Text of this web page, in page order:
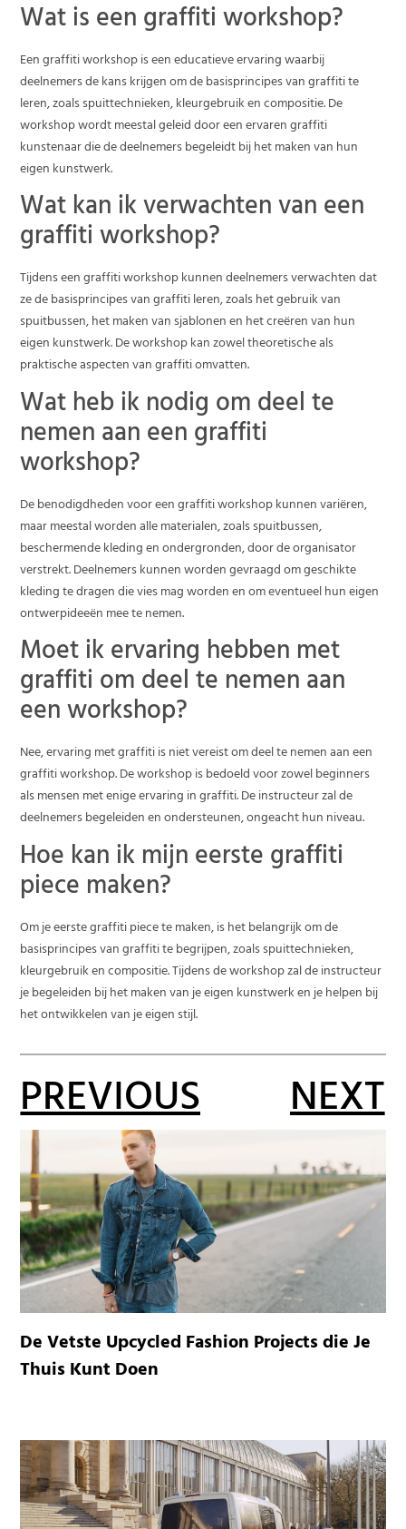
Wat is een graffiti workshop?
Een graffiti workshop is een educatieve ervaring waarbij
deelnemers de kans krijgen om de basisprincipes van graffiti te
leren, zoals spuittechnieken, kleurgebruik en compositie. De
workshop wordt meestal geleid door een ervaren graffiti
kunstenaar die de deelnemers begeleidt bij het maken van hun
eigen kunstwerk.
Wat kan ik verwachten van een
graffiti workshop?
Tijdens een graffiti workshop kunnen deelnemers verwachten dat
ze de basisprincipes van graffiti leren, zoals het gebruik van
spuitbussen, het maken van sjablonen en het creëren van hun
eigen kunstwerk. De workshop kan zowel theoretische als
praktische aspecten van graffiti omvatten.
Wat heb ik nodig om deel te
nemen aan een graffiti
workshop?
De benodigdheden voor een graffiti workshop kunnen variëren,
maar meestal worden alle materialen, zoals spuitbussen,
beschermende kleding en ondergronden, door de organisator
verstrekt. Deelnemers kunnen worden gevraagd om geschikte
kleding te dragen die vies mag worden en om eventueel hun eigen
ontwerpideeën mee te nemen.
Moet ik ervaring hebben met
graffiti om deel te nemen aan
een workshop?
Nee, ervaring met graffiti is niet vereist om deel te nemen aan een
graffiti workshop. De workshop is bedoeld voor zowel beginners
als mensen met enige ervaring in graffiti. De instructeur zal de
deelnemers begeleiden en ondersteunen, ongeacht hun niveau.
Hoe kan ik mijn eerste graffiti
piece maken?
Om je eerste graffiti piece te maken, is het belangrijk om de
basisprincipes van graffiti te begrijpen, zoals spuittechnieken,
kleurgebruik en compositie. Tijdens de workshop zal de instructeur
je begeleiden bij het maken van je eigen kunstwerk en je helpen bij
het ontwikkelen van je eigen stijl.
PREVIOUS NEXT
De Vetste Upcycled Fashion Projects die Je
Thuis Kunt Doen